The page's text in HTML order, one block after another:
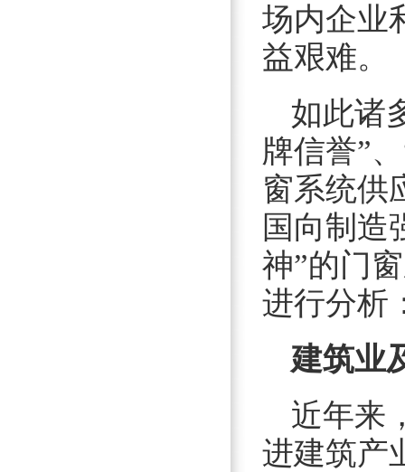
场内企业
益艰难。
如此诸
牌信誉”
窗系统供
国向制造
神”的门
进行分析
建筑业
近年来
进建筑产